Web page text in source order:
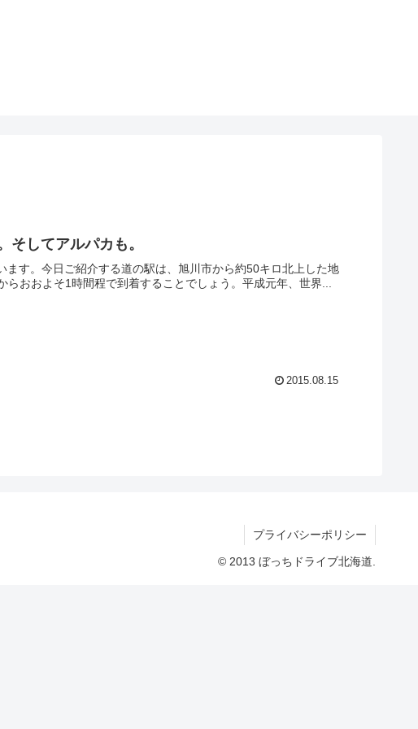
そしてアルパカも。
す。今日ご紹介する道の駅は、旭川市から約50キロ北上した地
おおよそ1時間程で到着することでしょう。平成元年、世界...
2015.08.15
プライバシーポリシー
© 2013 ぼっちドライブ北海道.